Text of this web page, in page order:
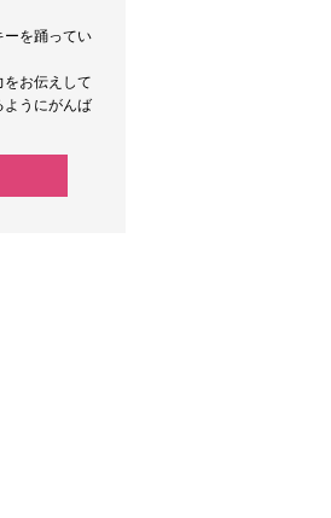
ーを踊ってい
お伝えして
ようにがんば